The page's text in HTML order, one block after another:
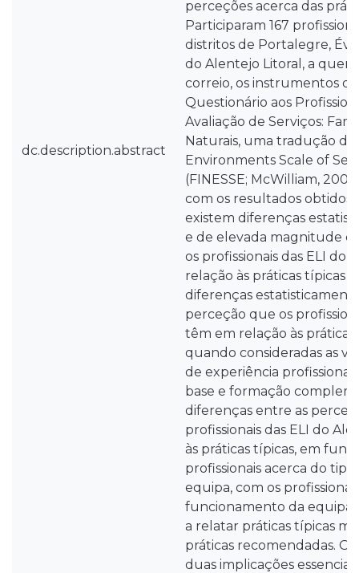
dc.description.abstract
perceções acerca das
Participaram 167
distritos de Portalegre,
do Alentejo Litoral, a
correio, os instrumentos
Questionário aos
Avaliação de Serviços:
Naturais, uma tradução da
Environments Scale of
(FINESSE; McWilliam,
com os resultados obtidos,
existem diferenças
e de elevada magnitude
os profissionais das ELI do
relação às práticas típicas
diferenças
perceção que os
têm em relação às práticas
quando consideradas as
de experiência
base e formação
diferenças entre as
profissionais das ELI do
às práticas típicas, em
profissionais acerca do
equipa, com os
funcionamento da equipa
a relatar práticas típicas
práticas recomendadas.
duas implicações